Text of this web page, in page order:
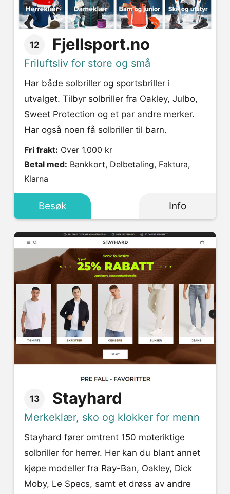
12 Fjellsport.no
Friluftsliv for store og små
Har både solbriller og sportsbriller i
utvalget. Tilbyr solbriller fra Oakley, Julbo,
Sweet Protection og et par andre merker.
Har også noen få solbriller til barn.
Fri frakt: Over 1.000 kr
Betal med:
Klarna
Besøk Info
13 Stayhard
Merkeklær, sko og klokker for menn
Stayhard fører omtrent 150 moteriktige
solbriller for herrer. Her kan du blant annet
kjøpe modeller fra Ray-Ban, Oakley, Dick
Moby, Le Specs, samt et drøss av andre